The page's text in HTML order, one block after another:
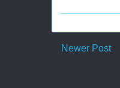
Newer Post